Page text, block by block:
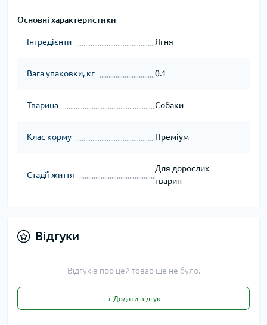
Основні характеристики
Інгредієнти Ягня
Вага упаковки, кг 0.1
Тварина Собаки
Клас корму Преміум
Стадії життя
Для дорослих
тварин
Відгуки
Відгуків про цей товар ще не було.
+ Додати відгук